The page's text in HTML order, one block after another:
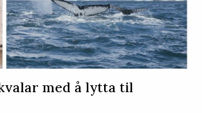
med å lytta til